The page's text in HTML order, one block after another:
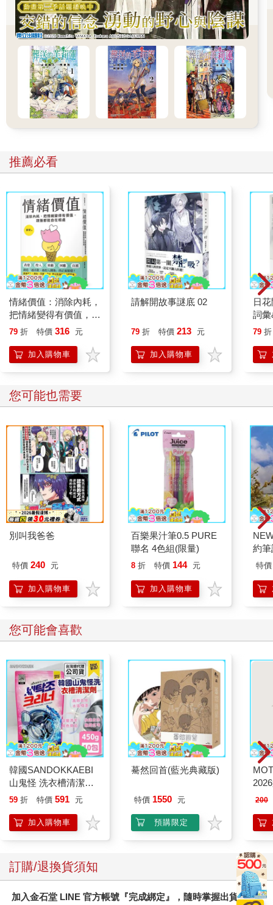
推薦必看
情緒價值：消除內耗，
把情緒變得有價值，跟
誰都能自在相處
79 折 特價 316 元
加入購物車
請解開故事謎底 02
79 折 特價 213 元
加入購物車
日
詞
79 折
您可能也需要
別叫我爸爸
特價 240 元
加入購物車
百樂果汁筆0.5 PURE
聯名 4色組(限量)
8 折 特價 144 元
加入購物車
約
特價
您可能會喜歡
韓國SANDOKKAEBI
山鬼怪 洗衣槽清潔劑
450公克-10包組
59 折 特價 591 元
加入購物車
驀然回首(藍光典藏版)
特價 1550 元
預購限定
200
訂購/退換貨須知
加入金石堂 LINE 官方帳號『完成綁定』，隨時掌握出貨動